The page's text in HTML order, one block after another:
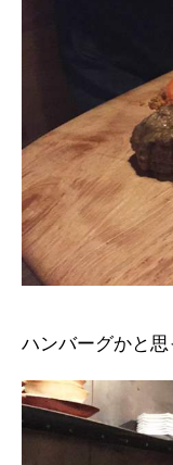
ハンバーグかと思